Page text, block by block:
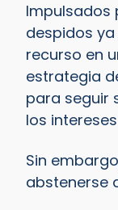
Impulsados
despidos
recurso en
estrategia
para seguir
los
Sin
abstenerse